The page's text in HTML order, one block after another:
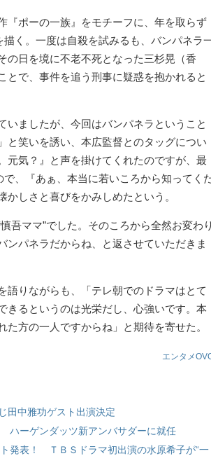
ポーの一族』をモチーフに、年を取らず
く。一度は自殺を試みるも、バンパネラ
の日を境に不老不死となった三杉晃（香
で、事件を追う刑事に疑惑を抱かれると
ましたが、今回はバンパネラということ
と笑いを誘い、本広監督とのタッグについ
元気？』と声を掛けてくれたのですが、最
、『あぁ、本当に若いころから知ってく
しさと喜びをかみしめたという。
吾ママ”でした。そのころから全然お変わり
ンパネラだからね、と返させていただきま
りながらも、「テレ朝でのドラマはとて
きるというのは光栄だし、心強いです。本
方の一人ですからね」と期待を寄せた。
エンタメ
田中雅功ゲスト出演決定
ハーゲンダッツ新アンバサダーに就任
発表！ ＴＢＳドラマ初出演の水原希子が“一